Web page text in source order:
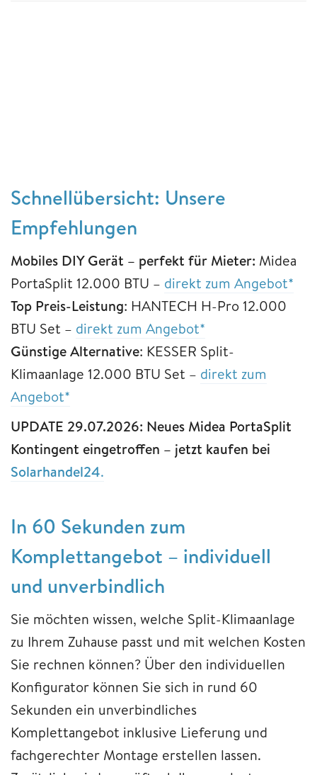
Schnellübersicht: Unsere
Empfehlungen
Mobiles DIY Gerät – perfekt für Mieter: Midea
PortaSplit 12.000 BTU – direkt zum Angebot*
Top Preis-Leistung: HANTECH H-Pro 12.000
BTU Set – direkt zum Angebot*
Günstige Alternative: KESSER Split-
Klimaanlage 12.000 BTU Set – direkt zum
Angebot*
UPDATE 29.07.2026: Neues Midea PortaSplit
Kontingent eingetroffen – jetzt kaufen bei
Solarhandel24.
In 60 Sekunden zum
Komplettangebot – individuell
und unverbindlich
Sie möchten wissen, welche Split-Klimaanlage
zu Ihrem Zuhause passt und mit welchen Kosten
Sie rechnen können? Über den individuellen
Konfigurator können Sie sich in rund 60
Sekunden ein unverbindliches
Komplettangebot inklusive Lieferung und
fachgerechter Montage erstellen lassen.